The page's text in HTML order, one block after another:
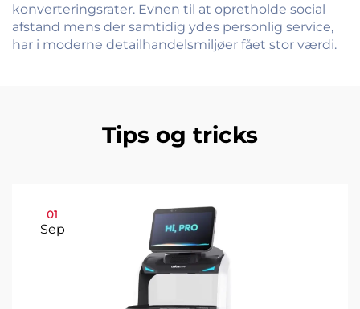
konverteringsrater. Evnen til at opretholde social
afstand mens der samtidig ydes personlig service,
har i moderne detailhandelsmiljøer fået stor værdi.
Tips og tricks
01
Sep